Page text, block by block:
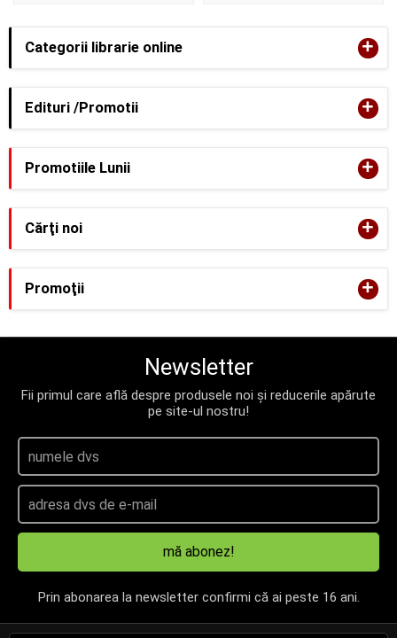
Categorii librarie online +
Edituri /Promotii +
Promotiile Lunii +
Cărţi noi +
Promoţii +
Newsletter
Fii primul care află despre produsele noi și reducerile apărute
pe site-ul nostru!
mă abonez!
Prin abonarea la newsletter confirmi că ai peste 16 ani.